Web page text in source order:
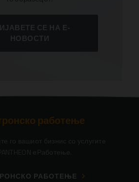
СЕ НА Е-
НОВОСТИ
работење
го вашиот бизнис со услугите
еРаботење.
РАБОТЕЊЕ